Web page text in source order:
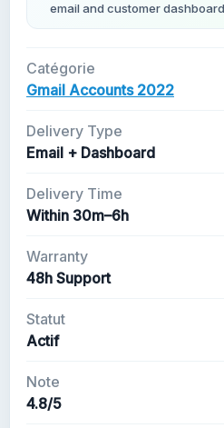
email and customer
Catégorie
Gmail Accounts 2022
Delivery Type
Email + Dashboard
Delivery Time
Within 30m–6h
Warranty
48h Support
Statut
Actif
Note
4.8/5